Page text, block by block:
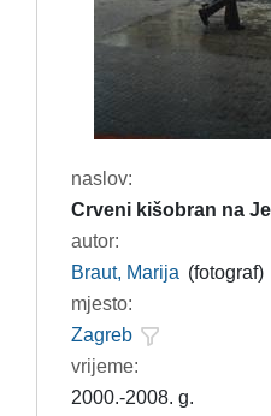
naslov:
Crveni kišobran na
autor:
Braut, Marija (fotograf)
mjesto:
Zagreb
vrijeme:
2000.-2008. g.